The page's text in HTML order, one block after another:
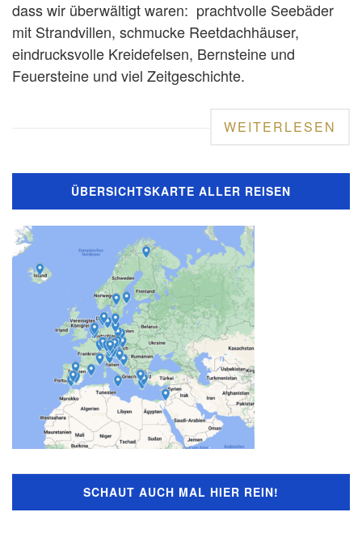
dass wir überwältigt waren: prachtvolle Seebäder
mit Strandvillen, schmucke Reetdachhäuser,
eindrucksvolle Kreidefelsen, Bernsteine und
Feuersteine und viel Zeitgeschichte.
WEITERLESEN
ÜBERSICHTSKARTE ALLER REISEN
SCHAUT AUCH MAL HIER REIN!